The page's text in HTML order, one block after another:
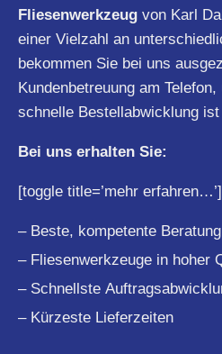
Fliesenwerkzeug von Karl
einer Vielzahl an
bekommen Sie bei uns
Kundenbetreuung am
schnelle Bestellabwicklung
Bei uns erhalten Sie:
[toggle title=’mehr erfahren…’]
– Beste, kompetente
– Fliesenwerkzeuge in hoher
– Schnellste
– Kürzeste Lieferzeiten